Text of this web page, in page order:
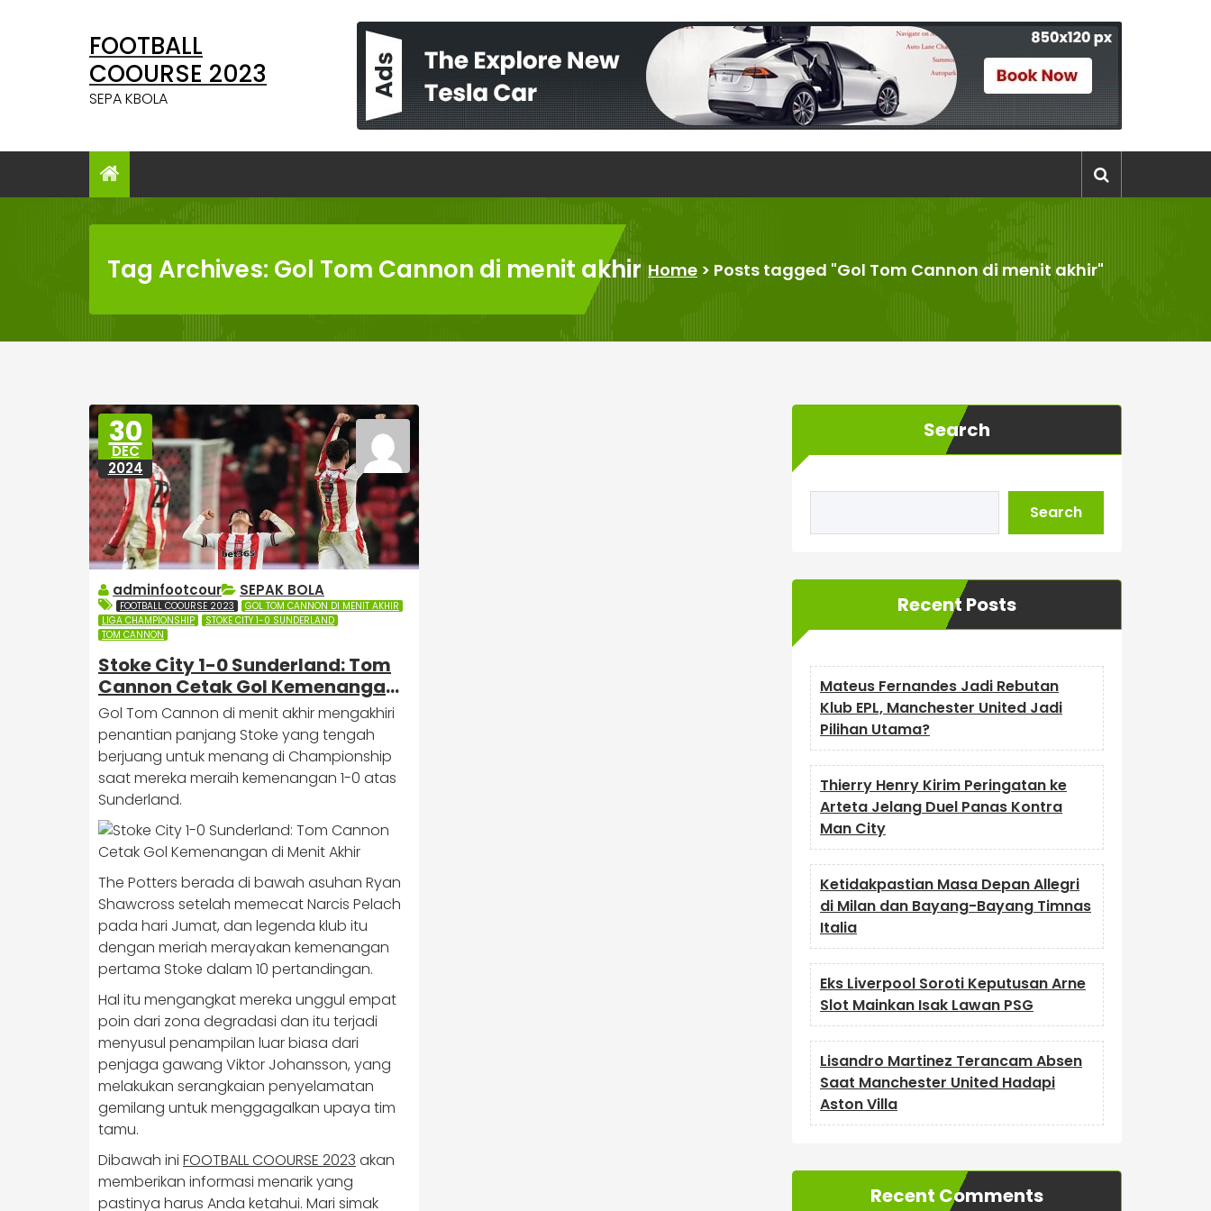
FOOTBALL
COOURSE 2023
SEPA KBOLA
Tag Archives: Gol Tom Cannon di menit akhir Home > Posts tagged "Gol Tom Cannon di menit akhir"
30
DEC
2024
adminfootcour SEPAK BOLA
FOOTBALL COOURSE 2023
GOL TOM CANNON DI MENIT AKHIR
LIGA CHAMPIONSHIP
STOKE CITY 1-0 SUNDERLAND
TOM CANNON
Stoke City 1-0 Sunderland: Tom
Cannon Cetak Gol Kemenangan
di Menit Akhir
Gol Tom Cannon di menit akhir mengakhiri
penantian panjang Stoke yang tengah
berjuang untuk menang di Championship
saat mereka meraih kemenangan 1-0 atas
Sunderland.
The Potters berada di bawah asuhan Ryan
Shawcross setelah memecat Narcis Pelach
pada hari Jumat, dan legenda klub itu
dengan meriah merayakan kemenangan
pertama Stoke dalam 10 pertandingan.
Hal itu mengangkat mereka unggul empat
poin dari zona degradasi dan itu terjadi
menyusul penampilan luar biasa dari
penjaga gawang Viktor Johansson, yang
melakukan serangkaian penyelamatan
gemilang untuk menggagalkan upaya tim
tamu.
Dibawah ini FOOTBALL COOURSE 2023 akan
memberikan informasi menarik yang
pastinya harus Anda ketahui. Mari simak
Search
Search
Recent Posts
Mateus Fernandes Jadi Rebutan
Klub EPL, Manchester United Jadi
Pilihan Utama?
Thierry Henry Kirim Peringatan ke
Arteta Jelang Duel Panas Kontra
Man City
Ketidakpastian Masa Depan Allegri
di Milan dan Bayang-Bayang Timnas
Italia
Eks Liverpool Soroti Keputusan Arne
Slot Mainkan Isak Lawan PSG
Lisandro Martinez Terancam Absen
Saat Manchester United Hadapi
Aston Villa
Recent Comments